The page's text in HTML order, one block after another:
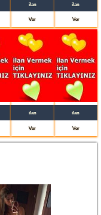
ilan
Ver
ilan
Ver
ilan
Ver
ilan
Ver